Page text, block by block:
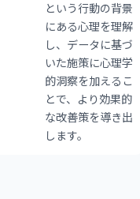
という行動の背景
にある心理を理解
し、データに基づ
いた施策に心理学
的洞察を加えるこ
とで、より効果的
な改善策を導き出
します。